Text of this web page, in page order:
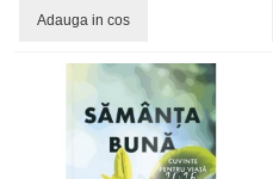
Adauga in cos